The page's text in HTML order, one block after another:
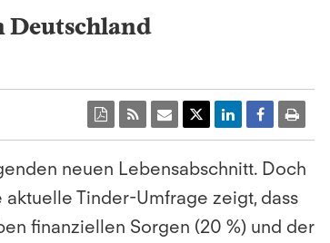
Deutschland
neuen Lebensabschnitt. Doch
Tinder-Umfrage zeigt, dass
finanziellen Sorgen (20 %) und der